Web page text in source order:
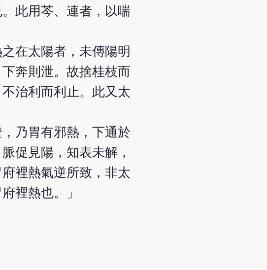
此用芩、連者，以喘
在太陽者，未傳陽明
奔則泄。故捨桂枝而
治利而利止。此又太
乃胃有邪熱，下通於
促見陽，知表未解，
裡熱氣逆所致，非太
裡熱也。」